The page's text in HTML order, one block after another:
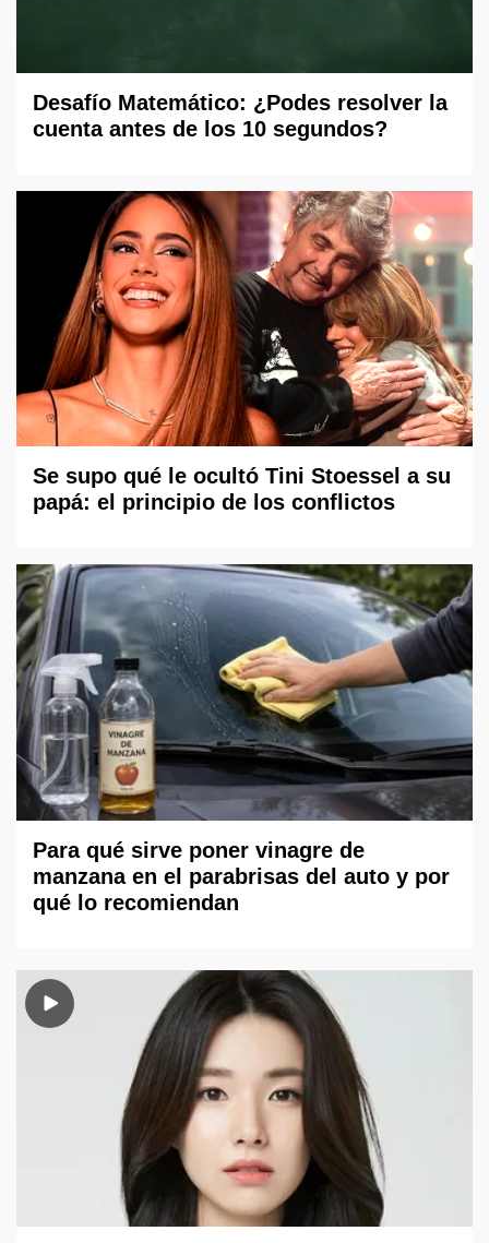
Desafío Matemático: ¿Podes resolver la
cuenta antes de los 10 segundos?
Se supo qué le ocultó Tini Stoessel a su
papá: el principio de los conflictos
Para qué sirve poner vinagre de
manzana en el parabrisas del auto y por
qué lo recomiendan